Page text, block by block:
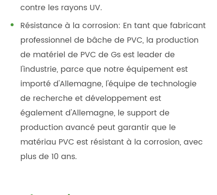
contre les rayons UV.
Résistance à la corrosion: En tant que fabricant
professionnel de bâche de PVC, la production
de matériel de PVC de Gs est leader de
l'industrie, parce que notre équipement est
importé d'Allemagne, l'équipe de technologie
de recherche et développement est
également d'Allemagne, le support de
production avancé peut garantir que le
matériau PVC est résistant à la corrosion, avec
plus de 10 ans.